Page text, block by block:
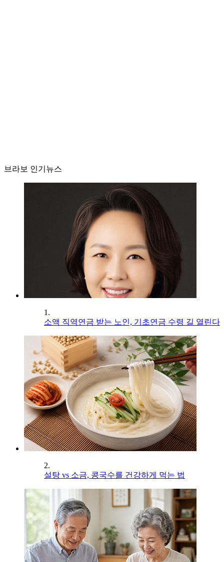
브라보 인기뉴스
1.
소액 직역연금 받는 노인, 기초연금 수령 길 열린다
2.
설탕 vs 소금, 콩국수를 건강하게 먹는 법